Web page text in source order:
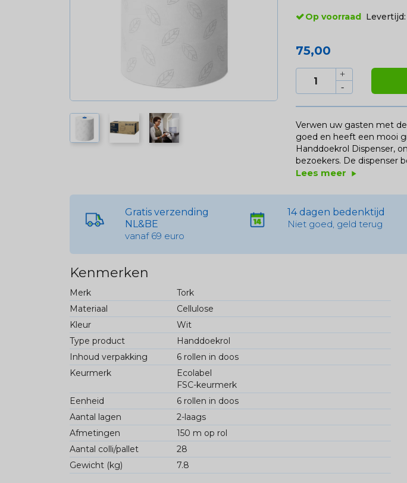
Op voorraad Levertijd:
75,00
Verwen uw gasten met
goed en heeft een mooi
Handdoekrol Dispenser,
bezoekers. De dispenser
Lees meer play_arrow
Gratis verzending
NL&BE
vanaf 69 euro
14 dagen bedenktijd
Niet goed, geld terug
Kenmerken
Merk
Tork
Materiaal
Cellulose
Kleur
Wit
Type product
Handdoekrol
Inhoud verpakking
6 rollen in doos
Keurmerk
Ecolabel
FSC-keurmerk
Eenheid
6 rollen in doos
Aantal lagen
2-laags
Afmetingen
150 m op rol
Aantal colli/pallet
28
Gewicht (kg)
7.8